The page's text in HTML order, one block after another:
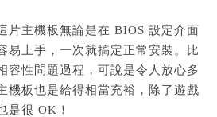
片主機板無論是在 BIOS 設定介面
易上手，一次就搞定正常安裝。比
容性問題過程，可說是令人放心多
機板也是給得相當充裕，除了遊戲
是很 OK！